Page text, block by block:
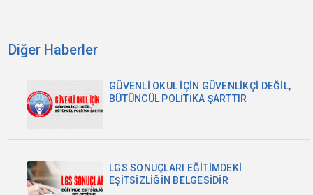
Diğer Haberler
GÜVENLİ OKUL İÇİN GÜVENLİKÇİ DEĞİL,
BÜTÜNCÜL POLİTİKA ŞARTTIR
LGS SONUÇLARI EĞİTİMDEKİ
EŞİTSİZLİĞİN BELGESİDİR